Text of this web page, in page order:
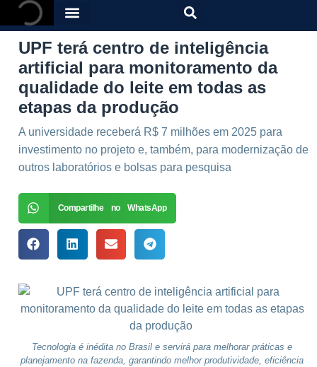
UPF terá centro de inteligência
artificial para monitoramento da
qualidade do leite em todas as
etapas da produção
A universidade receberá R$ 7 milhões em 2025 para
investimento no projeto e, também, para modernização de
outros laboratórios e bolsas para pesquisa
Compartilhe no WhatsApp
Tecnologia é inédita no Brasil e servirá para melhorar práticas e
planejamento na fazenda, garantindo melhor produtividade, eficiência